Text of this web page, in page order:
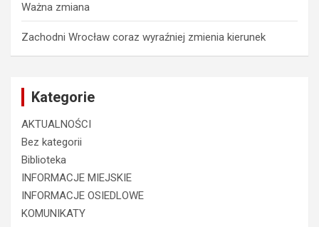
Ważna zmiana
Zachodni Wrocław coraz wyraźniej zmienia kierunek
Kategorie
AKTUALNOŚCI
Bez kategorii
Biblioteka
INFORMACJE MIEJSKIE
INFORMACJE OSIEDLOWE
KOMUNIKATY